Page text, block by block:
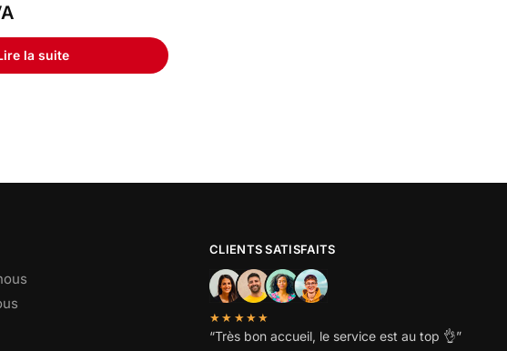
la suite
CLIENTS SATISFAITS
★★★★★
“Très bon accueil, le service est au top 👌”